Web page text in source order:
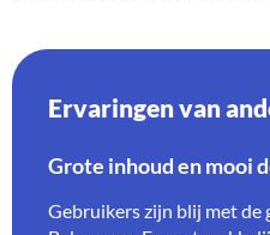
Ervaringen van
Grote inhoud en mooi
Gebruikers zijn blij met de